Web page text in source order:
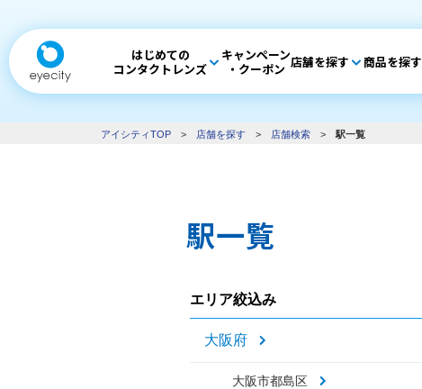
はじめての
コンタクトレンズ
キャンペーン
・クーポン 店舗を探す 商品を探す
アイシティTOP > 店舗を探す > 店舗検索 > 駅一覧
駅一覧
エリア絞込み
大阪府
大阪市都島区